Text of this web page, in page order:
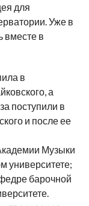
для
Уже в
вместе в
в
а
поступили в
и после ее
Музыки
университете;
барочной